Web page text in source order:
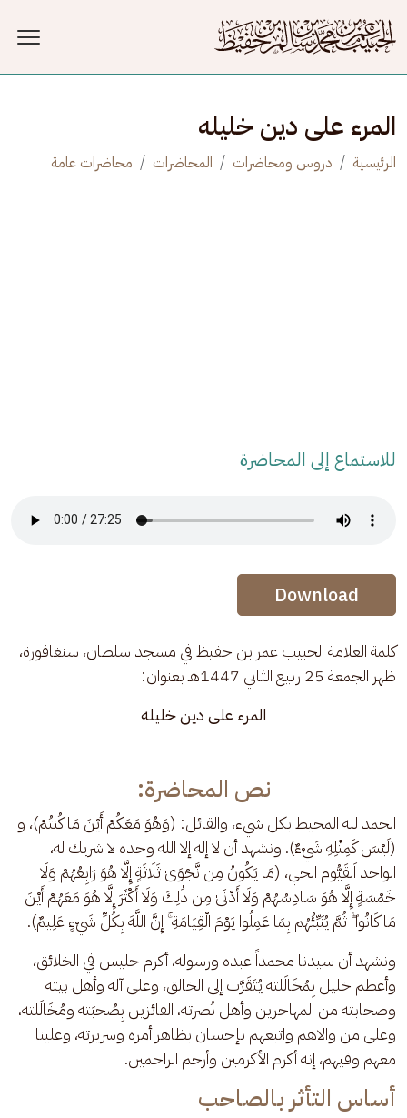
المرء على دين خليله
الرئيسية دروس ومحاضرات المحاضرات محاضرات عامة
للاستماع إلى المحاضرة
Audio Stream
Audio Stream
Download
كلمة العلامة الحبيب عمر بن حفيظ في مسجد سلطان، سنغافورة،
ظهر الجمعة 25 ربيع الثاني 1447هـ بعنوان:
المرء على دين خليله
نص المحاضرة:
الحمد لله المحيط بكل شيء، والقائل: (وَهُوَ مَعَكُمْ أَيْنَ مَا كُنتُمْ)، و
(لَيْسَ كَمِثْلِهِ شَيْءٌ). ونشهد أن لا إله إلا الله وحده لا شريك له،
الواحد اَلقَيُّوم الحي، (مَا يَكُونُ مِن نَّجْوَىٰ ثَلَاثَةٍ إِلَّا هُوَ رَابِعُهُمْ وَلَا
خَمْسَةٍ إِلَّا هُوَ سَادِسُهُمْ وَلَا أَدْنَىٰ مِن ذَٰلِكَ وَلَا أَكْثَرَ إِلَّا هُوَ مَعَهُمْ أَيْنَ
مَا كَانُوا ۖ ثُمَّ يُنَبِّئُهُم بِمَا عَمِلُوا يَوْمَ الْقِيَامَةِ ۚ إِنَّ اللَّهَ بِكُلِّ شَيْءٍ عَلِيمٌ).
ونشهد أن سيدنا محمداً عبده ورسوله، أكرم جليس في الخلائق،
وأعظم خليل بِمُخَالَلته يُتَقَرَّب إلى الخالق، وعلى آله وأهل بيته
وصحابته من المهاجرين وأهل نُصرته، الفائزين بِصُحبَته ومُخَالَلته،
وعلى من والاهم واتبعهم بإحسان بظاهر أمره وسريرته، وعلينا
معهم وفيهم، إنه أكرم الأكرمين وأرحم الراحمين.
أساس التأثر بالصاحب